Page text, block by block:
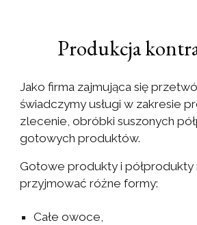
Produkcja
Jako firma zajmująca się
świadczymy usługi w zakresie
zlecenie, obróbki suszonych
gotowych produktów.
Gotowe produkty i półprodukty
przyjmować różne formy:
Całe owoce,